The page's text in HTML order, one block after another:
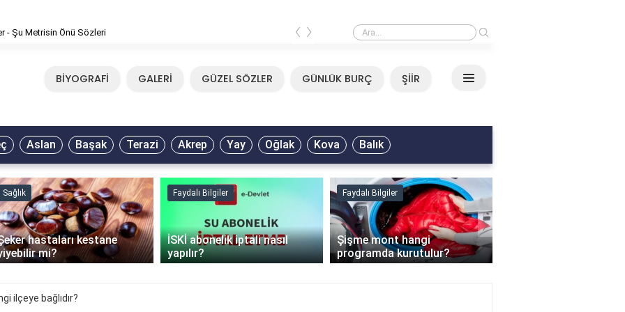
- Şu Metrisin Önü Sözleri Mirkelam - Tavla Sözleri
‹ ›
BİYOGRAFİ GALERİ GÜZEL SÖZLER GÜNLÜK BURÇ ŞİİR
Aslan Başak Terazi Akrep Yay Oğlak Kova Balık
Sağlık
hastaları kestane
mi?
Faydalı Bilgiler
İSKİ abonelik iptali nasıl
yapılır?
Faydalı Bilgiler
Şişme mont hangi
programda kurutulur?
›
ilçeye bağlıdır?